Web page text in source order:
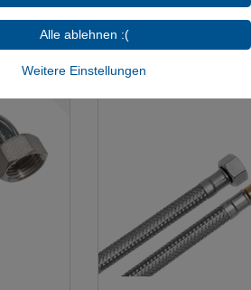
Alle ablehnen :(
Weitere Einstellungen